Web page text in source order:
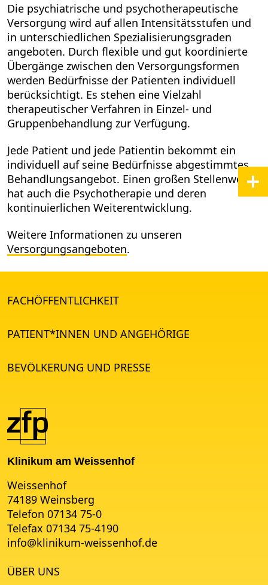
Die psychiatrische und psychotherapeutische
Versorgung wird auf allen Intensitätsstufen und
in unterschiedlichen Spezialisierungsgraden
angeboten. Durch flexible und gut koordinierte
Übergänge zwischen den Versorgungsformen
werden Bedürfnisse der Patienten individuell
berücksichtigt. Es stehen eine Vielzahl
therapeutischer Verfahren in Einzel- und
Gruppenbehandlung zur Verfügung.
Jede Patient und jede Patientin bekommt ein
individuell auf seine Bedürfnisse abgestimmtes
Behandlungsangebot. Einen großen Stellenwert
hat auch die Psychotherapie und deren
kontinuierlichen Weiterentwicklung.
Weitere Informationen zu unseren
Versorgungsangeboten.
FACHÖFFENTLICHKEIT
PATIENT*INNEN UND ANGEHÖRIGE
BEVÖLKERUNG UND PRESSE
Klinikum am Weissenhof
ÜBER UNS
Weissenhof
74189 Weinsberg
Telefon 07134 75-0
Telefax 07134 75-4190
info@klinikum-weissenhof.de